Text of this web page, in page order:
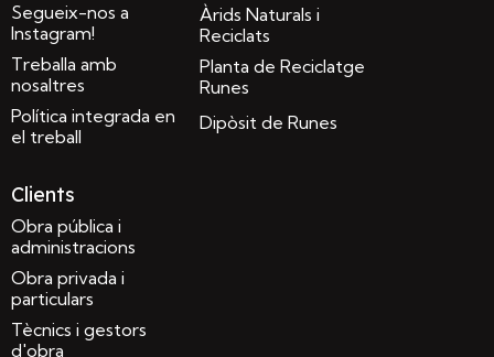
Segueix-nos a
Instagram!
Treballa amb
nosaltres
Política integrada en
el treball
Àrids Naturals i
Reciclats
Planta de Reciclatge
Runes
Dipòsit de Runes
Clients
Obra pública i
administracions
Obra privada i
particulars
Tècnics i gestors
d'obra